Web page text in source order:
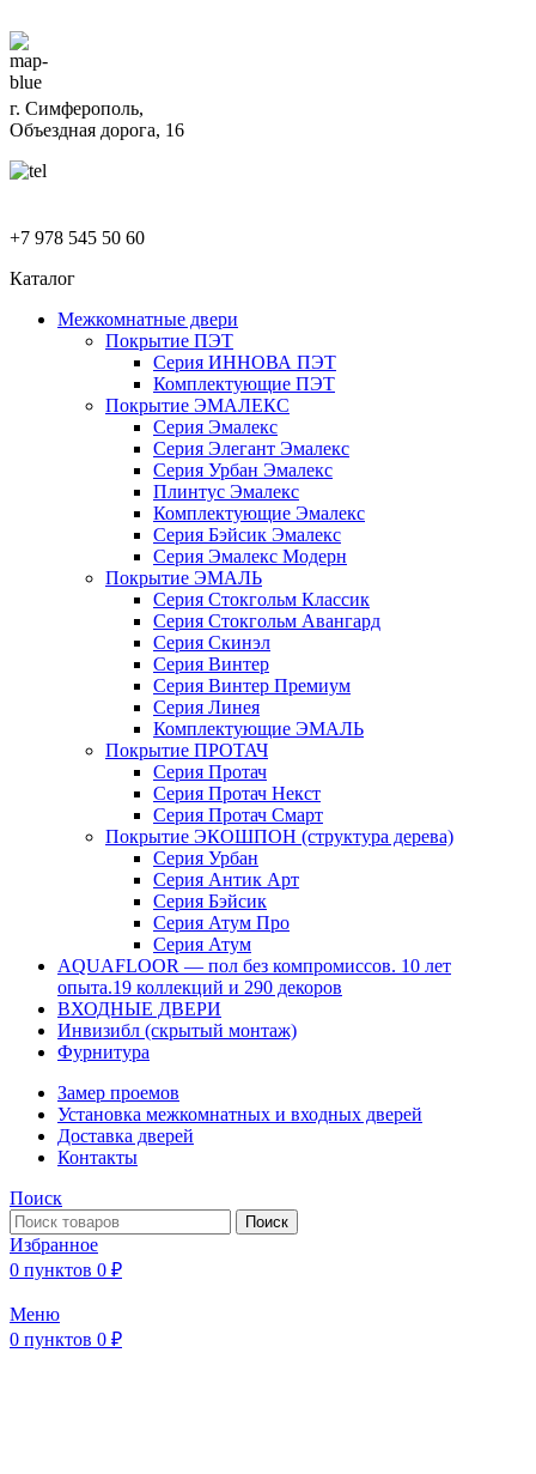
г. Симферополь,
Объездная дорога, 16
+7 978 545 50 60
Каталог
Межкомнатные двери
Покрытие ПЭТ
Серия ИННОВА ПЭТ
Комплектующие ПЭТ
Покрытие ЭМАЛЕКС
Серия Эмалекс
Серия Элегант Эмалекс
Серия Урбан Эмалекс
Плинтус Эмалекс
Комплектующие Эмалекс
Серия Бэйсик Эмалекс
Серия Эмалекс Модерн
Покрытие ЭМАЛЬ
Серия Стокгольм Классик
Серия Стокгольм Авангард
Серия Скинэл
Серия Винтер
Серия Винтер Премиум
Серия Линея
Комплектующие ЭМАЛЬ
Покрытие ПРОТАЧ
Серия Протач
Серия Протач Некст
Серия Протач Смарт
Покрытие ЭКОШПОН (структура дерева)
Серия Урбан
Серия Антик Арт
Серия Бэйсик
Серия Атум Про
Серия Атум
AQUAFLOOR — пол без компромиссов. 10 лет
опыта.19 коллекций и 290 декоров
ВХОДНЫЕ ДВЕРИ
Инвизибл (скрытый монтаж)
Фурнитура
Замер проемов
Установка межкомнатных и входных дверей
Доставка дверей
Контакты
Поиск
Поиск
Избранное
0 пунктов 0 ₽
Меню
0 пунктов 0 ₽